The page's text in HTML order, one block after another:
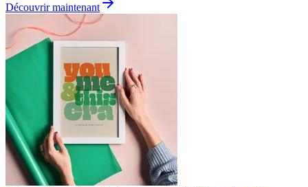
Découvrir maintenant